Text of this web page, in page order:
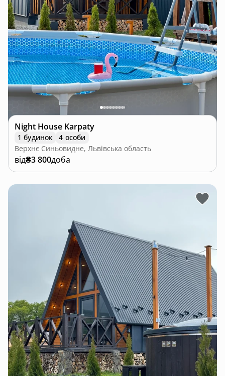
Night House Karpaty
1 будинок
4 особи
Верхнє Синьовидне, Львівська область
від₴3 800доба